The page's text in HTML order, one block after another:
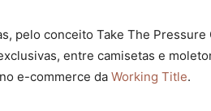
pelo conceito Take The
entre camisetas e
e-commerce da Working Title.